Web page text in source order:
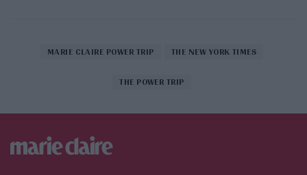
MARIE CLAIRE POWER TRIP THE NEW YORK TIMES
THE POWER TRIP